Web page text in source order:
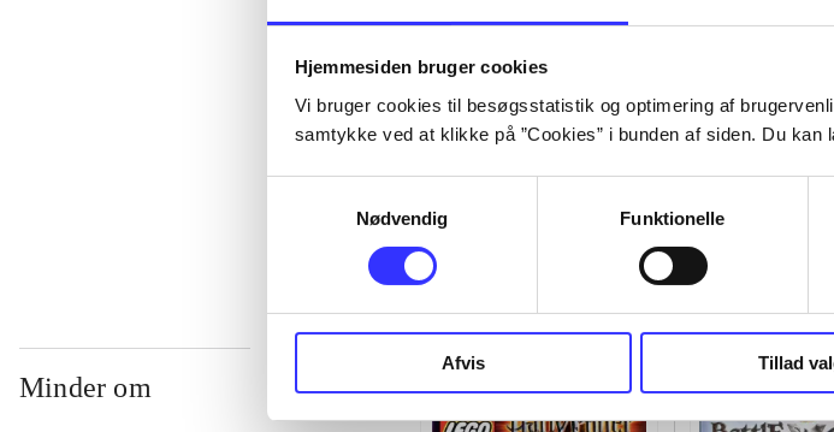
Hjemmesiden bruger cookies
Vi bruger cookies til besøgsstatistik og optimering af
samtykke ved at klikke på ”Cookies” i bunden af siden. Du
Nødvendig
Funktionelle
Afvis Tillad
...
Minder om